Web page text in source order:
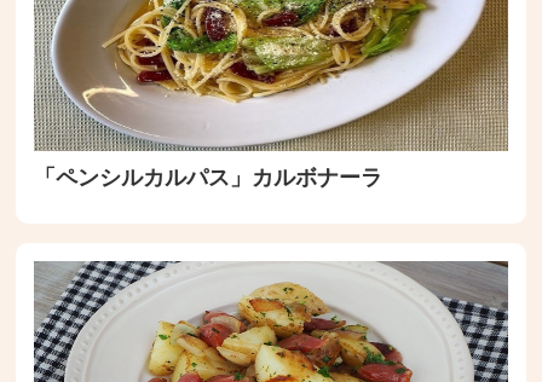
「ペンシルカルパス」カルボナーラ